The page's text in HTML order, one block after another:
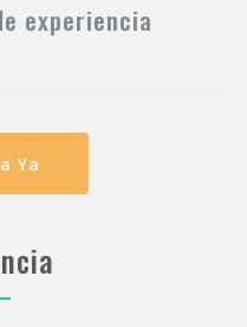
experiencia
Ya